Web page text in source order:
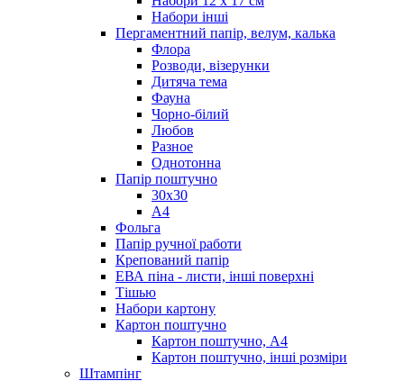
Набори інші
Пергаментний папір, велум, калька
Флора
Розводи, візерунки
Дитяча тема
Фауна
Чорно-білий
Любов
Разное
Однотонна
Папір поштучно
30х30
А4
Фольга
Папір ручної работи
Крепований папір
ЕВА піна - листи, інші поверхні
Тішью
Набори картону
Картон поштучно
Картон поштучно, А4
Картон поштучно, інші розміри
Штампінг